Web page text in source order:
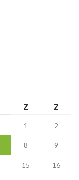
Z Z
1 2
8 9
15 16